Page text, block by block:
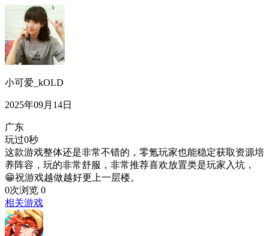
小可爱_kOLD
2025年09月14日
广东
玩过0秒
这款游戏整体还是非常不错的，零氪玩家也能稳定获取资源培
养阵容，玩的非常舒服，非常推荐喜欢放置类是玩家入坑，
😁祝游戏越做越好更上一层楼。
0次浏览 0
相关游戏